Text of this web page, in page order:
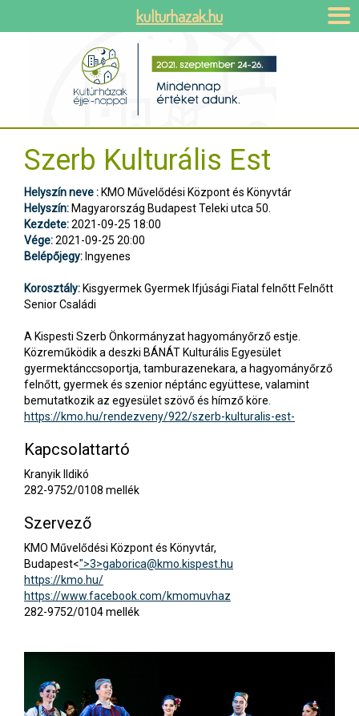
Szerb Kulturális Est
Helyszín neve : KMO Művelődési Központ és Könyvtár
Helyszín: Magyarország Budapest Teleki utca 50.
Kezdete:2021-09-25 18:00
Vége:2021-09-25 20:00
Belépőjegy: Ingyenes
Korosztály: Kisgyermek Gyermek Ifjúsági Fiatal felnőtt Felnőtt
Senior Családi
A Kispesti Szerb Önkormányzat hagyományőrző estje.
Közreműködik a deszki BÁNÁT Kulturális Egyesület
gyermektánccsoportja, tamburazenekara, a hagyományőrző
felnőtt, gyermek és szenior néptánc együttese, valamint
bemutatkozik az egyesület szövő és hímző köre.
https://kmo.hu/rendezveny/922/szerb-kulturalis-est-
Kapcsolattartó
Kranyik Ildikó
282-9752/0108 mellék
Szervező
KMO Művelődési Központ és Könyvtár,
Budapest<">3>gaborica@kmo.kispest.hu
https://kmo.hu/
https://www.facebook.com/kmomuvhaz
282-9752/0104 mellék
kulturhazak.hu